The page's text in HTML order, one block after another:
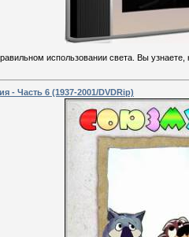
использовании света. Вы
- Часть 6 (1937-2001/DVDRip)